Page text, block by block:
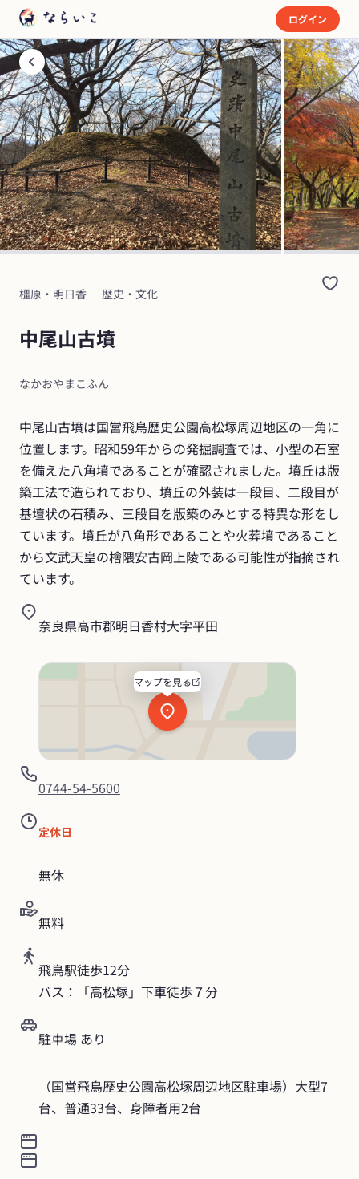
ログイン
橿原・明日香 歴史・文化
中尾山古墳
なかおやまこふん
中尾山古墳は国営飛鳥歴史公園高松塚周辺地区の一角に
位置します。昭和59年からの発掘調査では、小型の石室
を備えた八角墳であることが確認されました。墳丘は版
築工法で造られており、墳丘の外装は一段目、二段目が
基壇状の石積み、三段目を版築のみとする特異な形をし
ています。墳丘が八角形であることや火葬墳であること
から文武天皇の檜隈安古岡上陵である可能性が指摘され
ています。
奈良県高市郡明日香村大字平田
マップを見る
0744-54-5600
定休日
無休
無料
飛鳥駅徒歩12分
バス：「高松塚」下車徒歩７分
駐車場 あり
（国営飛鳥歴史公園高松塚周辺地区駐車場）大型7
台、普通33台、身障者用2台